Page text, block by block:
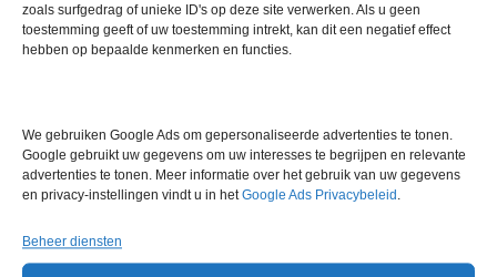
zoals surfgedrag of unieke ID's op deze site verwerken. Als u geen
toestemming geeft of uw toestemming intrekt, kan dit een negatief effect
hebben op bepaalde kenmerken en functies.
We gebruiken Google Ads om gepersonaliseerde advertenties te tonen.
Google gebruikt uw gegevens om uw interesses te begrijpen en relevante
advertenties te tonen. Meer informatie over het gebruik van uw gegevens
en privacy-instellingen vindt u in hetGoogle Ads Privacybeleid .
Beheer diensten
Gewicht 0,0 kg
Garantie 6 maanden
Gerelateerde producten